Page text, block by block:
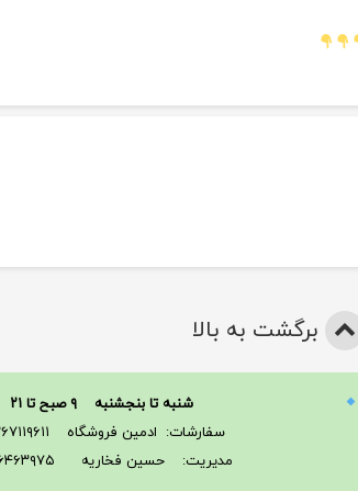
برگشت به بالا
شنبه تا بنجشنبه ۹ صبح تا ۲۱
سفارشات: ادمین فروشگاه ۰۹۳۶۷۱۱۹۶۱۱
مدیریت: حسین فخاریه ۰۹۱۲۶۴۶۳۹۷۵